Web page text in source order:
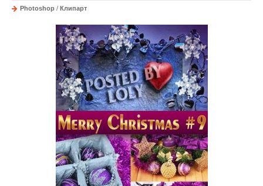
Photoshop / Клипарт